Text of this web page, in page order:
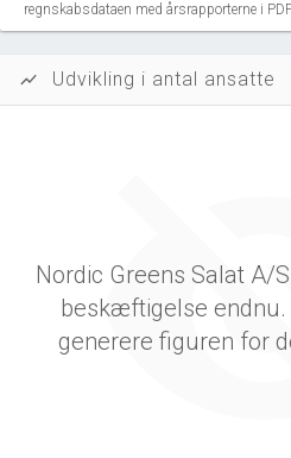
regnskabsdataen med årsrapporterne i
show_chart Udvikling i antal ansatte
Nordic Greens Salat A/
beskæftigelse endnu.
generere figuren for